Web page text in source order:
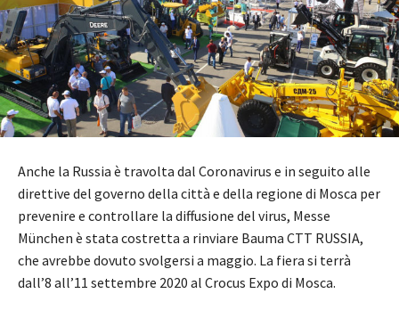
Anche la Russia è travolta dal Coronavirus e in seguito alle
direttive del governo della città e della regione di Mosca per
prevenire e controllare la diffusione del virus, Messe
München è stata costretta a rinviare Bauma CTT RUSSIA,
che avrebbe dovuto svolgersi a maggio. La fiera si terrà
dall’8 all’11 settembre 2020 al Crocus Expo di Mosca.